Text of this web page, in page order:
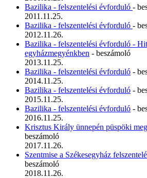
Bazilika - felszentelési évforduló -
2011.11.25.
Bazilika - felszentelési évforduló -
2012.11.26.
Bazilika - felszentelési évforduló - Hit
egyházmegyénkben - beszámoló
2013.11.25.
Bazilika - felszentelési évforduló -
2014.11.25.
Bazilika - felszentelési évforduló -
2015.11.25.
Bazilika - felszentelési évforduló -
2016.11.25.
Krisztus Király ünnepén püspöki
beszámoló
2017.11.26.
Szentmise a Székesegyház
beszámoló
2018.11.26.